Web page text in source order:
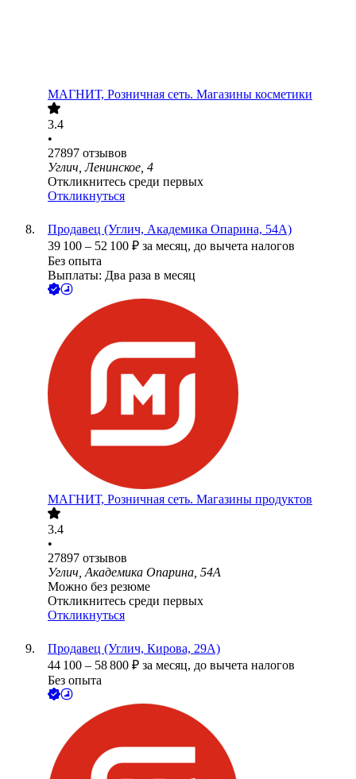
МАГНИТ, Розничная сеть. Магазины косметики
3.4
•
27897 отзывов
Углич, Ленинское, 4
Откликнитесь среди первых
Откликнуться
Продавец (Углич, Академика Опарина, 54А)
39 100 – 52 100 ₽ за месяц, до вычета налогов
Без опыта
Выплаты: Два раза в месяц
МАГНИТ, Розничная сеть. Магазины продуктов
3.4
•
27897 отзывов
Углич, Академика Опарина, 54А
Можно без резюме
Откликнитесь среди первых
Откликнуться
Продавец (Углич, Кирова, 29А)
44 100 – 58 800 ₽ за месяц, до вычета налогов
Без опыта